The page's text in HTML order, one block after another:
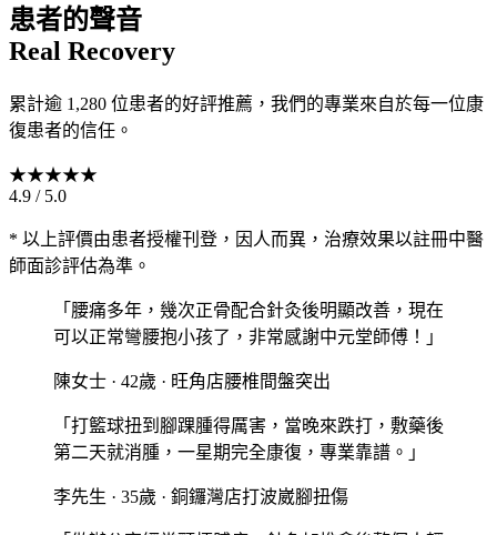
患者的聲音
Real Recovery
累計逾 1,280 位患者的好評推薦，我們的專業來自於每一位康
復患者的信任。
★★★★★
4.9 / 5.0
* 以上評價由患者授權刊登，因人而異，治療效果以註冊中醫
師面診評估為準。
「 腰痛多年，幾次正骨配合針灸後明顯改善，現在
可以正常彎腰抱小孩了，非常感謝中元堂師傅！
」
陳女士 · 42歲 · 旺角店腰椎間盤突出
「 打籃球扭到腳踝腫得厲害，當晚來跌打，敷藥後
第二天就消腫，一星期完全康復，專業靠譜。 」
李先生 · 35歲 · 銅鑼灣店打波崴腳扭傷